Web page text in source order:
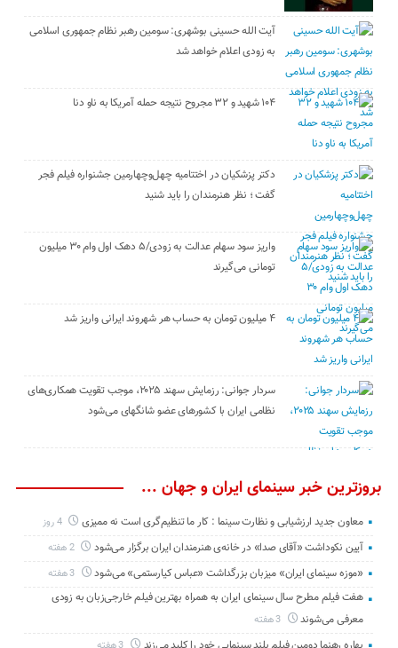
آیت الله حسینی بوشهری: سومین رهبر نظام جمهوری اسلامی
به زودی اعلام خواهد شد
۱۰۴ شهید و ۳۲ مجروح نتیجه حمله آمریکا به ناو دنا
دکتر پزشکیان در اختتامیه چهل‌وچهارمین جشنواره فیلم فجر
گفت ؛ نظر هنرمندان را باید شنید
واریز سود سهام عدالت به زودی/۵ دهک اول وام ۳۰ میلیون
تومانی می‌گیرند
۴ میلیون تومان به حساب هر شهروند ایرانی واریز شد
سردار جوانی: رزمایش سهند ۲۰۲۵، موجب تقویت همکاری‌های
نظامی ایران با کشور‌های عضو شانگهای می‌شود
بروزترین خبر سینمای ایران و جهان ...
معاون جدید ارزشیابی و نظارت سینما : کار ما تنظیم‌گری است نه ممیزی 4 روز
آیین نکوداشت «آقای صدا» در خانه‌ی هنرمندان ایران برگزار می‌شود 2 هفته
«موزه سینمای ایران» میزبان بزرگداشت «عباس کیارستمی» می‌شود 3 هفته
هفت فیلم مطرح سال سینمای ایران به همراه بهترین فیلم خارجی‌زبان به زودی
معرفی می‌شوند
3 هفته